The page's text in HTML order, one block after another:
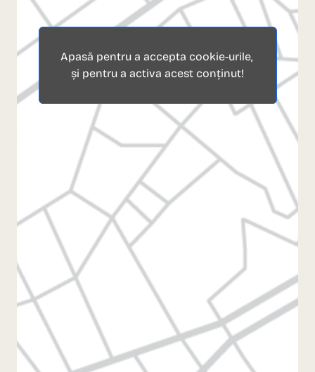
Apasă pentru a accepta cookie-urile,
și pentru a activa acest conținut!